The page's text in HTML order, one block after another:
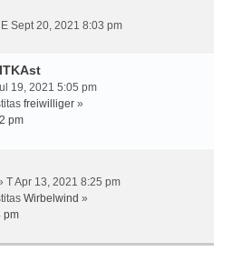
Sept 20, 2021 8:03 pm
19, 2021 5:05 pm
freiwilliger »
pm
T Apr 13, 2021 8:25 pm
Wirbelwind »
pm